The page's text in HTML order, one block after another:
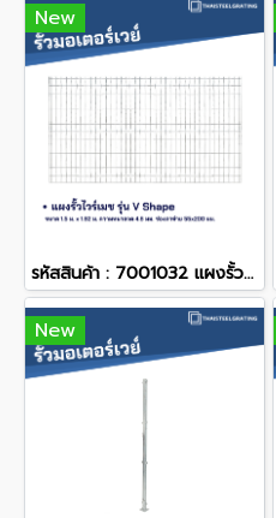
New
รหัสสินค้า : 7001032 แผงรั้วไวร์เมช ขนาด 1.5 x 1.92 m.
New